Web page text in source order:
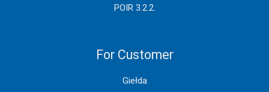
POIR 3.2.2.
For Customer
Giełda